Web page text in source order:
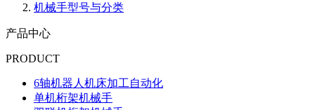
机械手型号与分类
产品中心
PRODUCT
6轴机器人机床加工自动化
单机桁架机械手